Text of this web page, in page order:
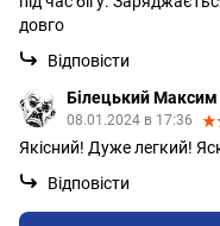
довго
Відповісти
Білецький Максим
08.01.2024 в 17:36
Якісний! Дуже легкий!
Відповісти